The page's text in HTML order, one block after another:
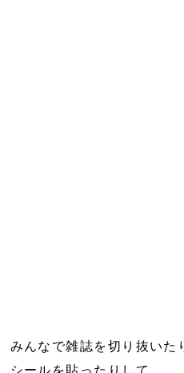
みんなで雑誌を切り抜いた
シールを貼ったりして